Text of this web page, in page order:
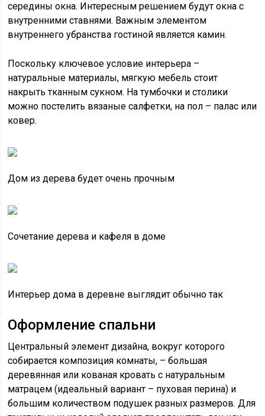
середины окна. Интересным решением будут окна с
внутренними ставнями. Важным элементом
внутреннего убранства гостиной является камин.
Поскольку ключевое условие интерьера –
натуральные материалы, мягкую мебель стоит
накрыть тканным сукном. На тумбочки и столики
можно постелить вязаные салфетки, на пол – палас или
ковер.
Дом из дерева будет очень прочным
Сочетание дерева и кафеля в доме
Интерьер дома в деревне выглядит обычно так
Оформление спальни
Центральный элемент дизайна, вокруг которого
собирается композиция комнаты, – большая
деревянная или кованая кровать с натуральным
матрацем (идеальный вариант – пуховая перина) и
большим количеством подушек разных размеров. Для